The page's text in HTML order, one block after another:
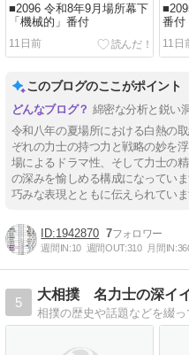
■2096 令和8年9月場所幕下
「機械的」番付
11日前
番付
11日
このブログのここがポイント
綿密な分析と鋭い
令和八年の夏場所における白熱の
ぞれの力士の持つ力と戦略の妙を
場によるドラマ性、そして力士の
の深みを愉しめる構成になってい
巧みな表現とともに伝えられていま
1942870 7
週間IN:10 週間OUT:310 月間IN:
5
大相撲 名力士の深イ
相撲の歴史や話題などを綴っ